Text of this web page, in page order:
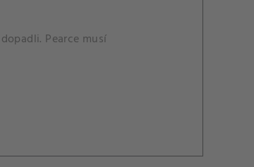
Pearce musí